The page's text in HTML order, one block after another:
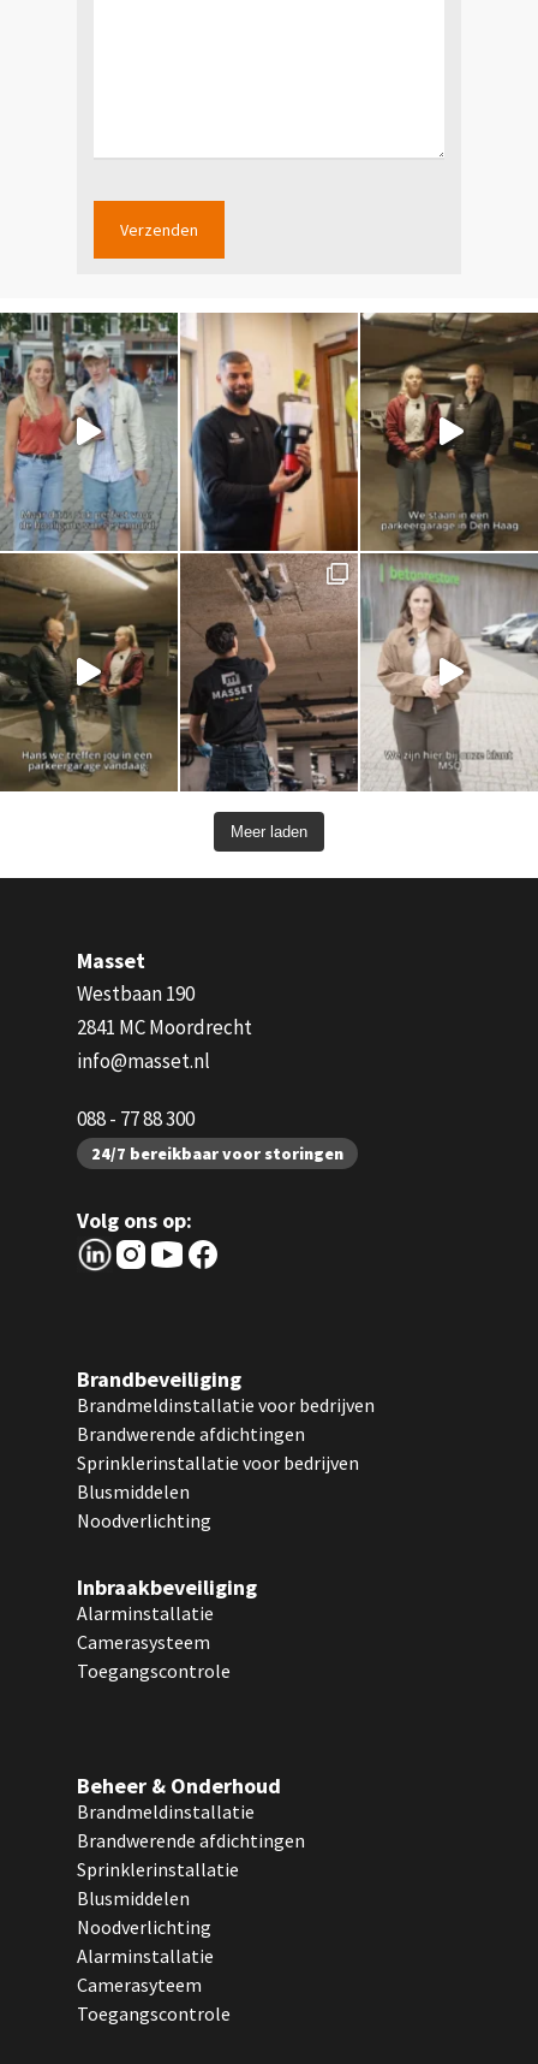
Meer laden
Masset
Westbaan 190
2841 MC Moordrecht
info@masset.nl
088 - 77 88 300
24/7 bereikbaar voor storingen
Volg ons op:
Brandbeveiliging
Brandmeldinstallatie voor bedrijven
Brandwerende afdichtingen
Sprinklerinstallatie voor bedrijven
Blusmiddelen
Noodverlichting
Inbraakbeveiliging
Alarminstallatie
Camerasysteem
Toegangscontrole
Beheer & Onderhoud
Brandmeldinstallatie
Brandwerende afdichtingen
Sprinklerinstallatie
Blusmiddelen
Noodverlichting
Alarminstallatie
Camerasyteem
Toegangscontrole